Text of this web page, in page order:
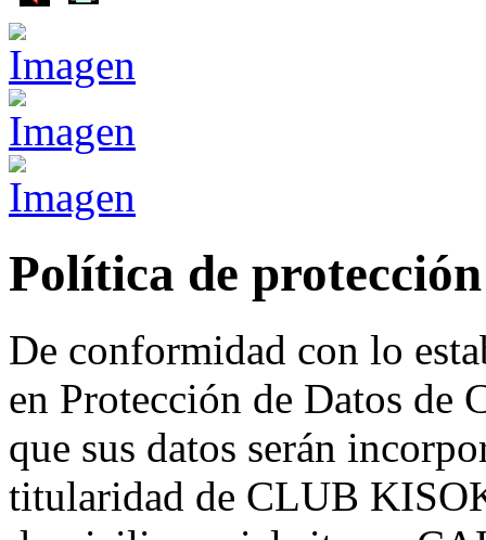
Política de
De conformidad con lo
en Protección de Datos de
que sus datos serán
titularidad de CLUB